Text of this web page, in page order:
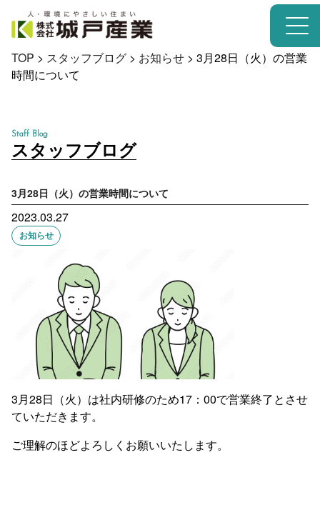
TOP > スタッフブログ > お知らせ > 3月28日（火）の営業
時間について
Staff Blog
スタッフブログ
3月28日（火）の営業時間について
2023.03.27
お知らせ
3月28日（火）は社内研修のため17：00で営業終了とさせ
ていただきます。
ご理解のほどよろしくお願いいたします。